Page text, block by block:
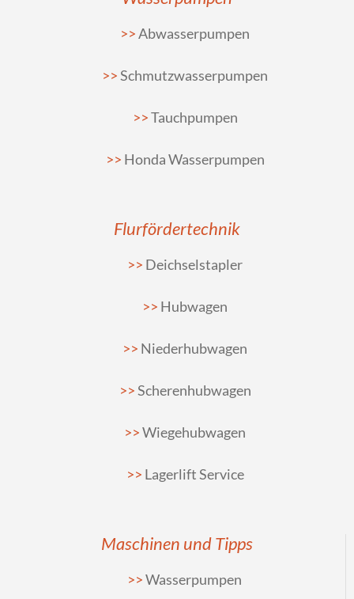
Abwasserpumpen
Schmutzwasserpumpen
Tauchpumpen
Honda Wasserpumpen
Flurfördertechnik
Deichselstapler
Hubwagen
Niederhubwagen
Scherenhubwagen
Wiegehubwagen
Lagerlift Service
Maschinen und Tipps
Wasserpumpen